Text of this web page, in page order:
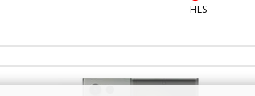
HLS